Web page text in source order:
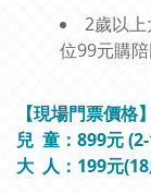
2歲以
位99元購陪
【現場門票價格】
兒 童：899元
大 人：199元